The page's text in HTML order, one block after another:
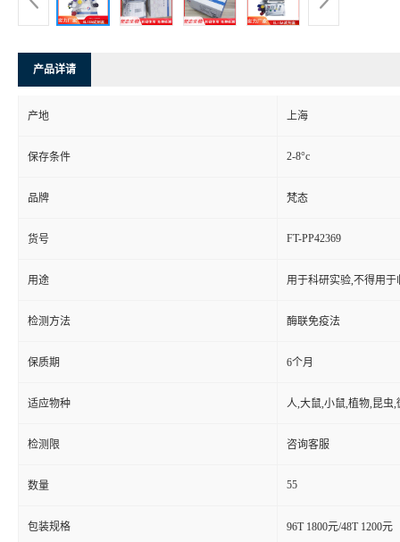
产品详请
产地 上海
保存条件 2-8°c
品牌 梵态
货号 FT-PP42369
用途 用于科研实验,不得用于
检测方法 酶联免疫法
保质期 6个月
适应物种 人,大鼠,小鼠,植物,昆虫,
检测限 咨询客服
数量 55
包装规格 96T 1800元/48T 1200元